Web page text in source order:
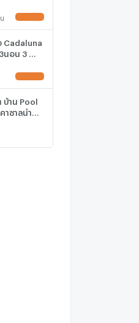
ซาลูน่า / ให้
ผ่อน
Cadaluna
นอน 3 น้ำ
อร์ครบ
ว เช่าเพียง
บ้าน Pool
าซาลูน่า